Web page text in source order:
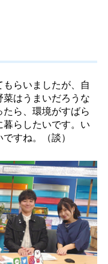
らいましたが、自
はうまいだろうな
ら、環境がすばら
らしたいです。い
すね。（談）